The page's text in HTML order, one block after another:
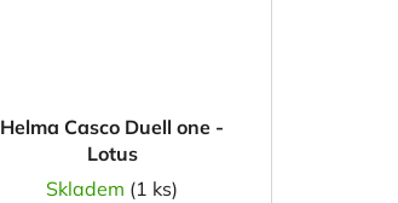
Helma Casco Duell one -
Lotus
Skladem (1 ks)